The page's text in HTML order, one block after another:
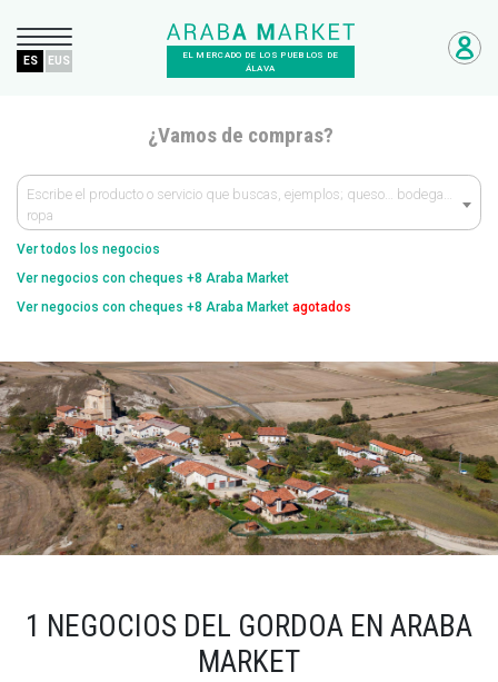
EL MERCADO DE LOS PUEBLOS DE
ÁLAVA
ES EUS
¿Vamos de compras?
Escribe el producto o servicio que buscas, ejemplos; queso… bodega…
ropa
Ver todos los negocios
Ver negocios con cheques +8 Araba Market
Ver negocios con cheques +8 Araba Market agotados
1 NEGOCIOS DEL GORDOA EN ARABA
MARKET